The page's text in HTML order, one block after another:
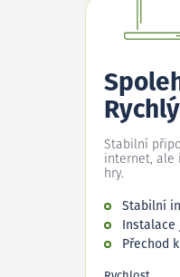
Stabilní
internet, ale
hry.
Stabilní
Instalace
Přechod